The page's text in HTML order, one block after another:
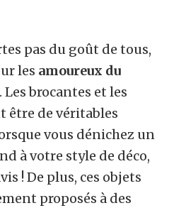
pas du goût de tous,
les amoureux du
Les brocantes et les
être de véritables
vous dénichez un
à votre style de déco,
! De plus, ces objets
proposés à des